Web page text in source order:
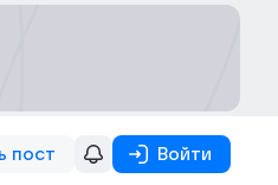
пост Войти